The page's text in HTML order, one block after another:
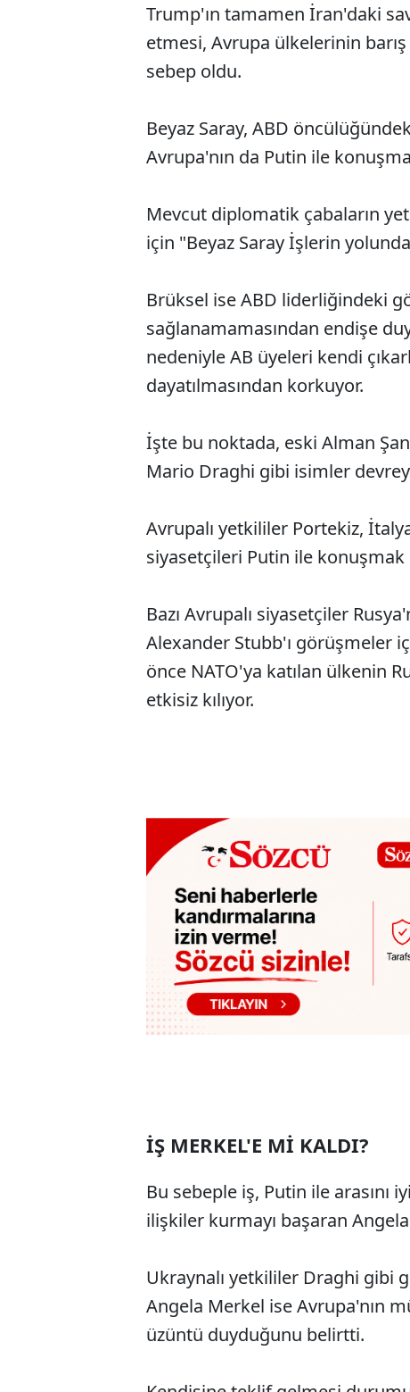
Trump'ın tamamen İran'daki
etmesi, Avrupa ülkelerinin
sebep oldu.
Beyaz Saray, ABD
Avrupa'nın da Putin ile
Mevcut diplomatik çabaların
için "Beyaz Saray İşlerin
Brüksel ise ABD liderliğindeki
sağlanamamasından endişe
nedeniyle AB üyeleri kendi
dayatılmasından korkuyor.
İşte bu noktada, eski Alman
Mario Draghi gibi isimler
Avrupalı yetkililer Portekiz,
siyasetçileri Putin ile konuşmak
Bazı Avrupalı siyasetçiler
Alexander Stubb'ı görüşmeler
önce NATO'ya katılan ülkenin
etkisiz kılıyor.
İŞ MERKEL'E Mİ KALDI?
Bu sebeple iş, Putin ile arasını
ilişkiler kurmayı başaran
Ukraynalı yetkililer Draghi gibi
Angela Merkel ise Avrupa'nın
üzüntü duyduğunu belirtti.